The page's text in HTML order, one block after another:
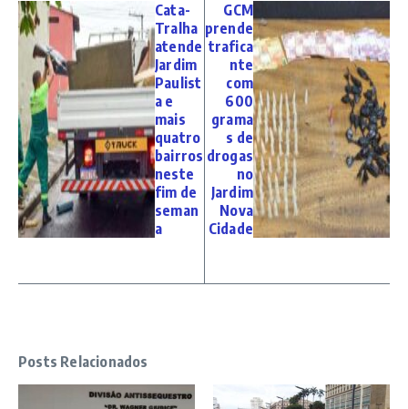
Cata-
Tralha
atende
Jardim
Paulist
a e
mais
quatro
bairros
neste
fim de
seman
a
GCM
prende
trafica
nte
com
600
grama
s de
drogas
no
Jardim
Nova
Cidade
Posts Relacionados